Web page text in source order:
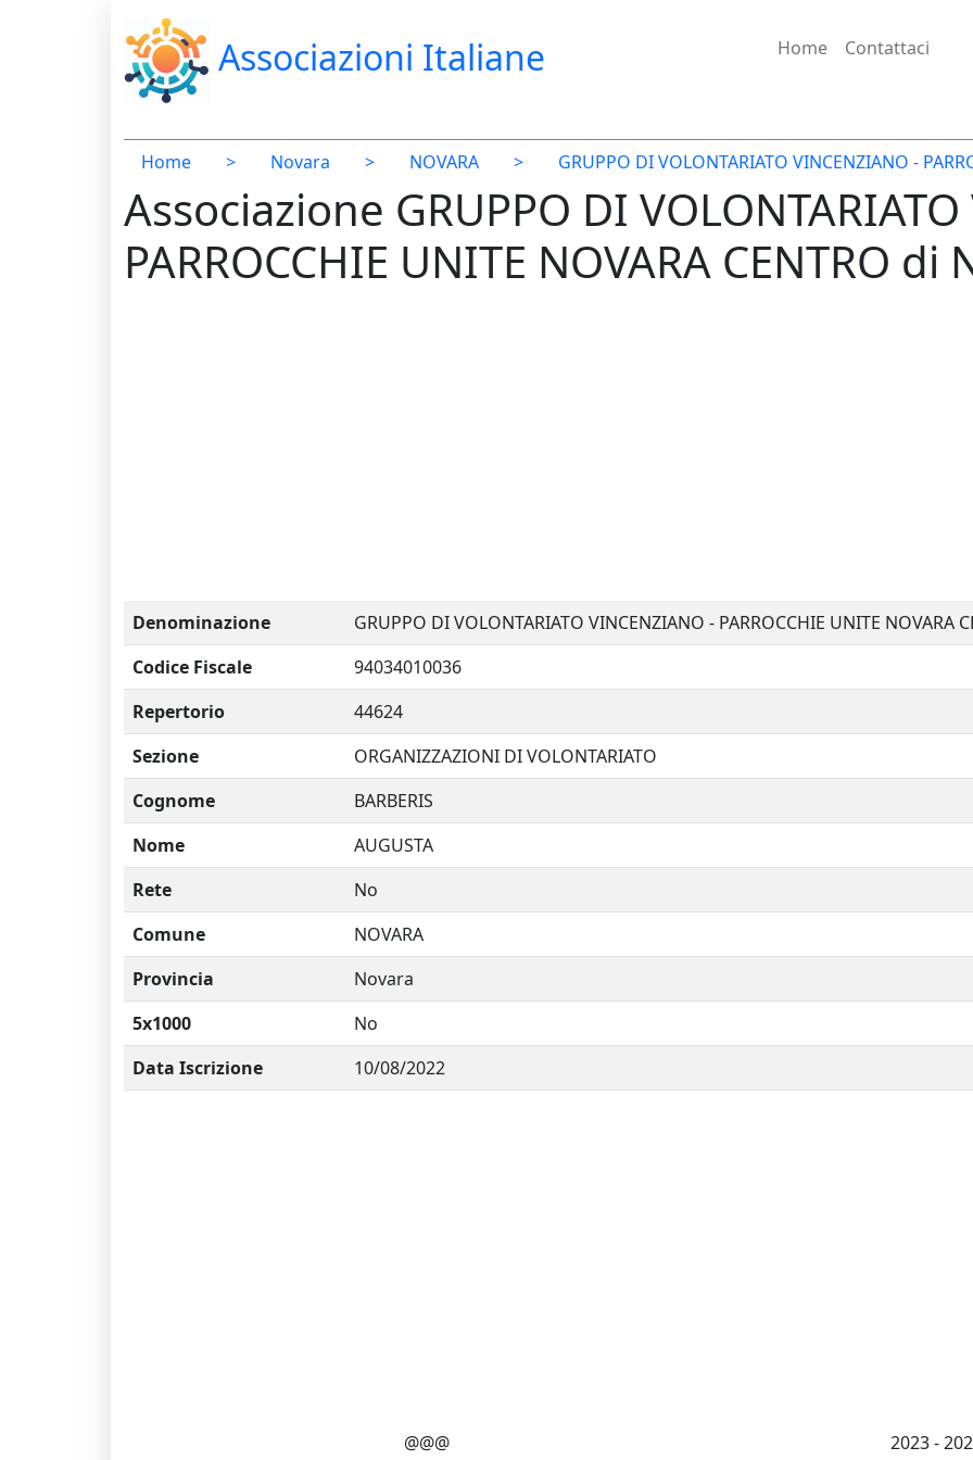
Associazioni Italiane Home Contattaci
Home > Novara > NOVARA > GRUPPO DI VOLONTARIATO VINCENZIANO -
Associazione GRUPPO DI
PARROCCHIE UNITE NOVARA CENTRO di
Denominazione
GRUPPO DI VOLONTARIATO VINCENZIANO - PARROCCHIE UNITE NOVARA
Codice Fiscale
94034010036
Repertorio
44624
Sezione
ORGANIZZAZIONI DI VOLONTARIATO
Cognome
BARBERIS
Nome
AUGUSTA
Rete
No
Comune
NOVARA
Provincia
Novara
5x1000
No
Data Iscrizione
10/08/2022
@@@ 2023 -